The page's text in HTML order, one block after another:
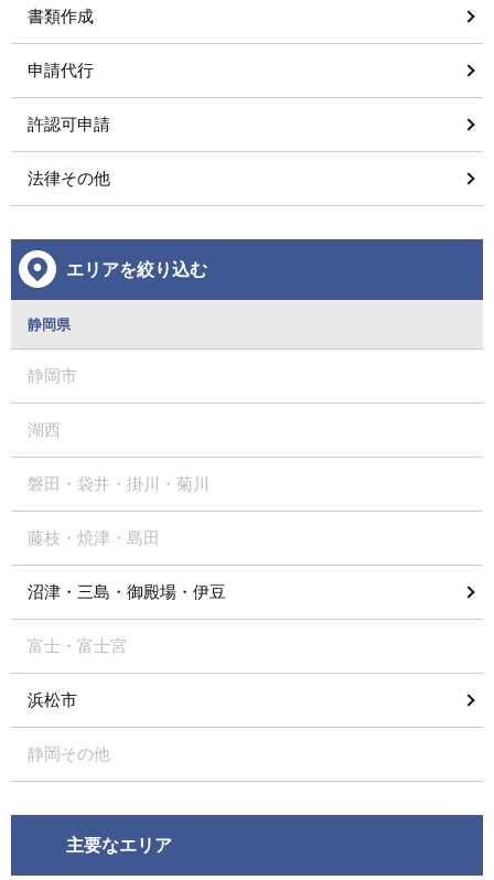
書類作成
申請代行
許認可申請
法律その他
エリアを絞り込む
静岡県
静岡市
湖西
磐田・袋井・掛川・菊川
藤枝・焼津・島田
沼津・三島・御殿場・伊豆
富士・富士宮
浜松市
静岡その他
主要なエリア